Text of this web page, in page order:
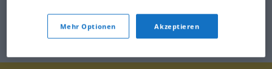
Mehr Optionen Akzeptieren